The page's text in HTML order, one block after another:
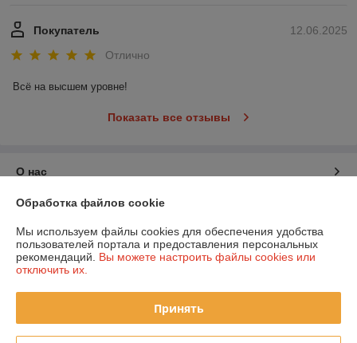
12.06.2025
Покупатель
Отлично
Всё на высшем уровне!
Показать все отзывы
О нас
Контакты
Доставка и оплата
Полная версия сайта
Обработка файлов cookie
Мы используем файлы cookies для обеспечения удобства
пользователей портала и предоставления персональных
рекомендаций. Вы можете настроить файлы cookies или
отключить их.
Принять